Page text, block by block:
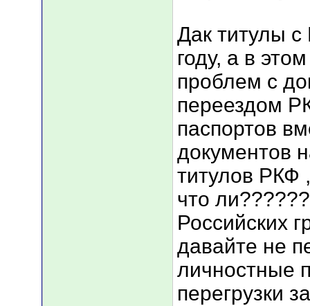
Дак титулы
году, а в
проблем с
переездом
паспортов
документов
титулов РКФ
что
Российских
давайте не
личностные
перегрузки